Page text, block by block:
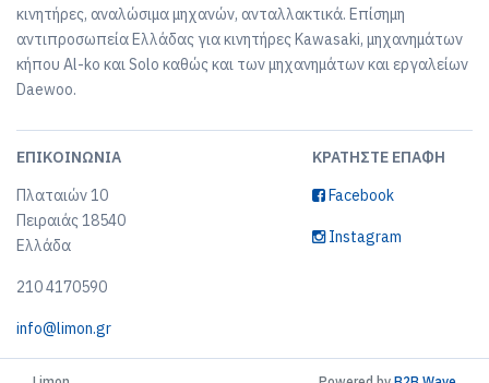
κινητήρες, αναλώσιμα μηχανών, ανταλλακτικά. Επίσημη
αντιπροσωπεία Ελλάδας για κινητήρες Kawasaki, μηχανημάτων
κήπου Al-ko και Solo καθώς και των μηχανημάτων και εργαλείων
Daewoo.
ΕΠΙΚΟΙΝΩΝΊΑ
Πλαταιών 10
Πειραιάς 18540
Ελλάδα
210 4170590
info@limon.gr
ΚΡΑΤΉΣΤΕ ΕΠΑΦΉ
Facebook
Instagram